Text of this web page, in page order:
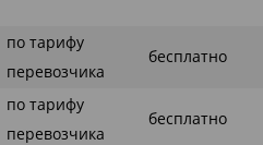
по тарифу
перевозчика
бесплатно
по тарифу
перевозчика
бесплатно